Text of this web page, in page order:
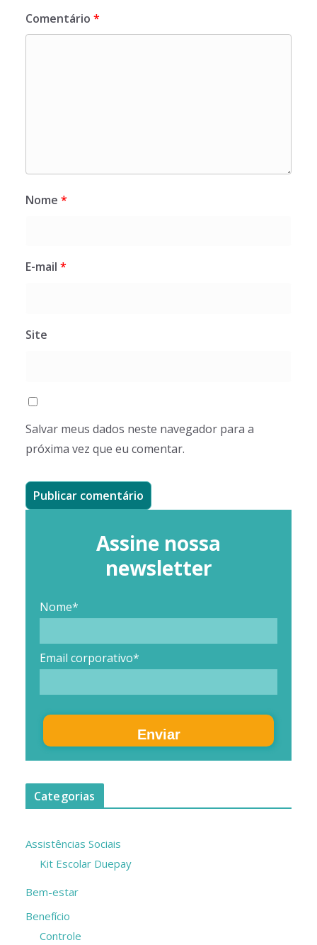
Comentário *
Nome *
E-mail *
Site
Salvar meus dados neste navegador para a
próxima vez que eu comentar.
Assine nossa
newsletter
Nome*
Email corporativo*
Enviar
Categorias
Assistências Sociais
Kit Escolar Duepay
Bem-estar
Benefício
Controle